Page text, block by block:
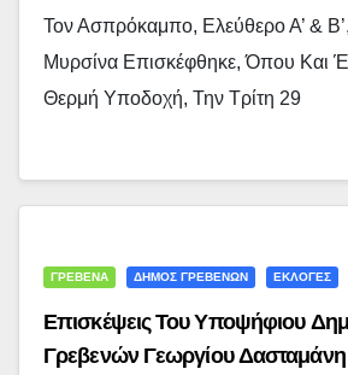
Τον Ασπρόκαμπο, Ελεύθερο Α’ &
Μυρσίνα Επισκέφθηκε, Όπου Και
Θερμή Υποδοχή, Την Τρίτη 29
ΓΡΕΒΕΝΑ ΔΗΜΟΣ ΓΡΕΒΕΝΩΝ ΕΚΛΟΓΕΣ
Επισκέψεις Του Υποψήφιου
Γρεβενών Γεωργίου Δασταμάνη